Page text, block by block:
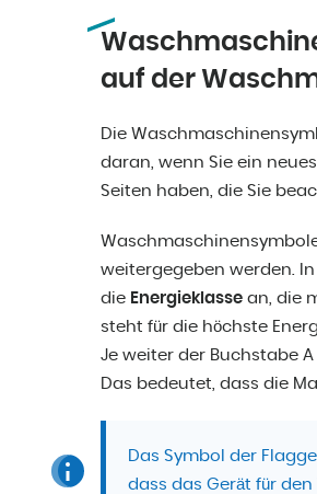
auf der
Die
daran, wenn Sie ein
Seiten haben, die Sie
weitergegeben werden.
die Energieklasse an, die
steht für die höchste
Je weiter der Buchstabe
Das bedeutet, dass die
Das Symbol der
dass das Gerät für